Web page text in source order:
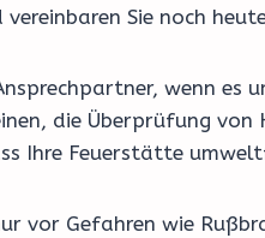
Sie noch
wenn es
die Überprüfung
Ihre Feuerstätte
vor Gefahren wie